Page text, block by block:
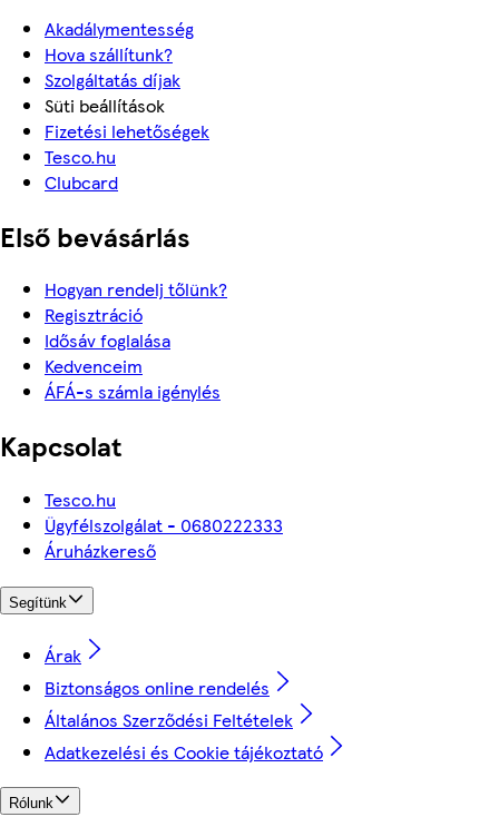
Akadálymentesség
Hova szállítunk?
Szolgáltatás díjak
Süti beállítások
Fizetési lehetőségek
Tesco.hu
Clubcard
Első bevásárlás
Hogyan rendelj tőlünk?
Regisztráció
Idősáv foglalása
Kedvenceim
ÁFÁ-s számla igénylés
Kapcsolat
Tesco.hu
Ügyfélszolgálat - 0680222333
Áruházkereső
Segítünk
Árak
Biztonságos online rendelés
Általános Szerződési Feltételek
Adatkezelési és Cookie tájékoztató
Rólunk